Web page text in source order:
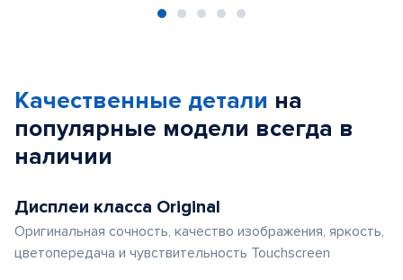
Качественные детали на
популярные модели всегда в
наличии
Дисплеи класса Original
Оригинальная сочность, качество изображения, яркость,
цветопередача и чувствительность Touchscreen